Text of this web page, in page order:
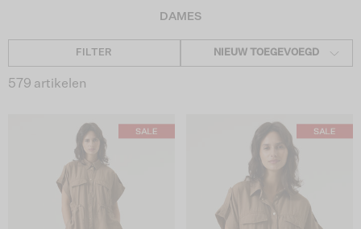
DAMES
FILTER NIEUW TOEGEVOEGD
579 artikelen